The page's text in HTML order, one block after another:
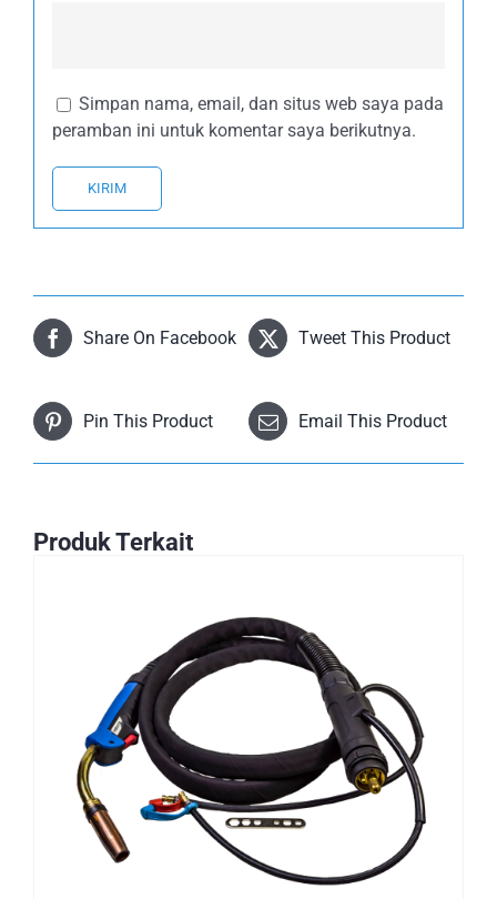
Simpan nama, email, dan situs web saya pada
peramban ini untuk komentar saya berikutnya.
Share On Facebook Tweet This Product
Pin This Product Email This Product
Produk Terkait